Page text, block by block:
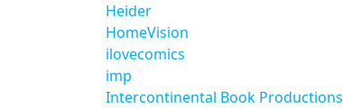
Heider
HomeVision
ilovecomics
imp
Intercontinental Book Productions